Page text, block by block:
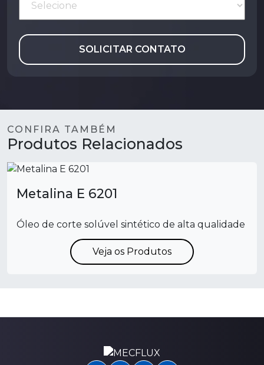
SOLICITAR CONTATO
CONFIRA TAMBÉM
Produtos Relacionados
Metalina E 6201
Óleo de corte solúvel sintético de alta qualidade
Veja os Produtos